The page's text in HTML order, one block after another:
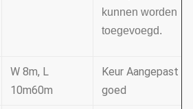
kunnen worden
toegevoegd.
W 8m, L
10m60m
Keur Aangepast
goed